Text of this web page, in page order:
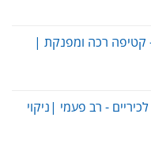
- קטיפה רכה ומפנקת |
- רב פעמי |ניקוי